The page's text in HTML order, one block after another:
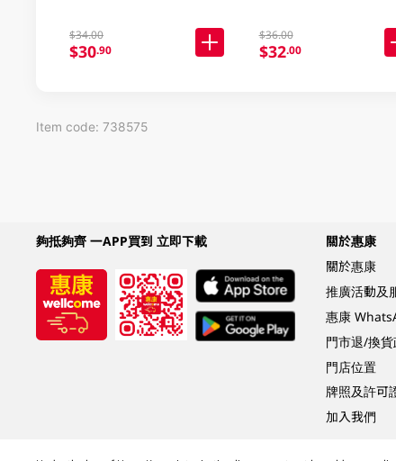
$34.00
$30.90
$36.00
$32.00
Item code: 738575
夠抵夠齊 一APP買到 立即下載
關於惠康
關於惠康
推廣活動及
惠康
門市退/換
門店位置
牌照及許可
加入我們